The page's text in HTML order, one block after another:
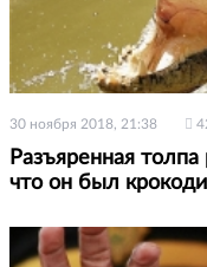
30 ноября 2018, 21:38
Разъяренная
что он был